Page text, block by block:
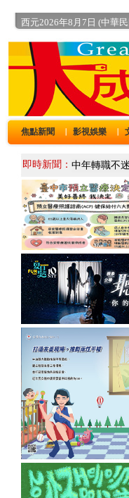
西元2026年8月7日 (中華
焦點新聞 影視娛樂
即時新聞：